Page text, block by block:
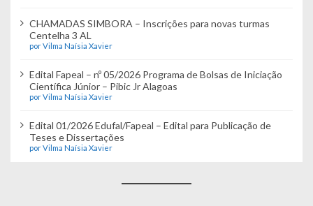
CHAMADAS SIMBORA – Inscrições para novas turmas
Centelha 3 AL
por Vilma Naísia Xavier
Edital Fapeal – nº 05/2026 Programa de Bolsas de Iniciação
Científica Júnior – Pibic Jr Alagoas
por Vilma Naísia Xavier
Edital 01/2026 Edufal/Fapeal – Edital para Publicação de
Teses e Dissertações
por Vilma Naísia Xavier